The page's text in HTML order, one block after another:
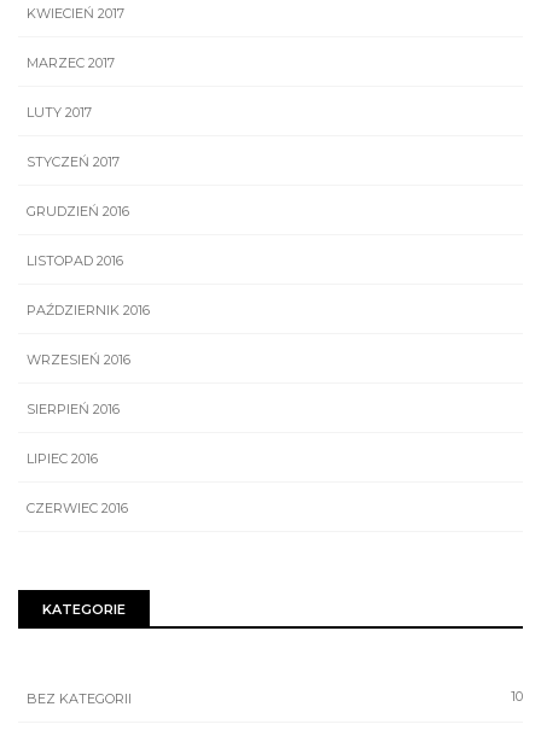
KWIECIEŃ 2017
MARZEC 2017
LUTY 2017
STYCZEŃ 2017
GRUDZIEŃ 2016
LISTOPAD 2016
PAŹDZIERNIK 2016
WRZESIEŃ 2016
SIERPIEŃ 2016
LIPIEC 2016
CZERWIEC 2016
KATEGORIE
10
BEZ KATEGORII